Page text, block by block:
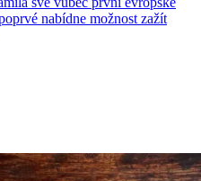
nabídne možnost zažít